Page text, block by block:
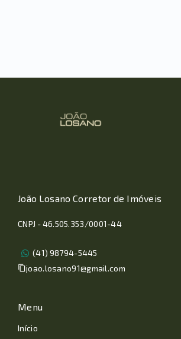
João Losano Corretor de Imóveis
CNPJ - 46.505.353/0001-44
(41) 98794-5445
joao.losano91@gmail.com
Menu
Início